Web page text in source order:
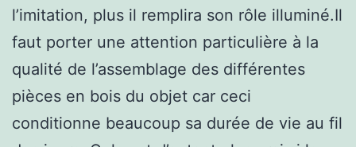
l’imitation, plus il remplira son rôle illuminé.Il
faut porter une attention particulière à la
qualité de l’assemblage des différentes
pièces en bois du objet car ceci
conditionne beaucoup sa durée de vie au fil